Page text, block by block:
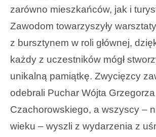
zarówno mieszkańców, jak i
Zawodom towarzyszyły
z bursztynem w roli głównej,
każdy z uczestników mógł
unikalną pamiątkę. Zwycięzcy
odebrali Puchar Wójta Grzegorza
Czachorowskiego, a wszyscy –
wieku – wyszli z wydarzenia z